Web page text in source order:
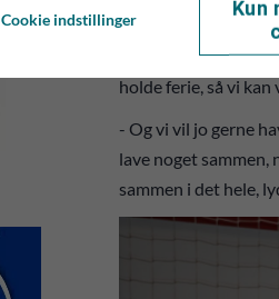
være sammen om.
kvalitetstid
holde ferie, så vi
- Og vi vil jo gerne
lave noget
sammen i det hele,
Cookie indstillinger
Kun